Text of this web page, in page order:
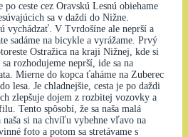
po ceste cez Oravskú Lesnú obiehame
sa v daždi do Nižne.
vychádzať. V Tvrdošíne ale neprší a
sadáme na bicykle a vyrážame. Prvý
Ostražica na kraji Nižnej, kde si
rozhodujeme neprší, ide sa na
Mierne do kopca ťaháme na Zuberec
lesa. Je chladnejšie, cesta je po daždi
zlepšuje dojem z rozbitej vozovky a
Tento spôsobí, že sa naša malá
si na chvíľu vybehne vľavo na
foto a potom sa stretávame s